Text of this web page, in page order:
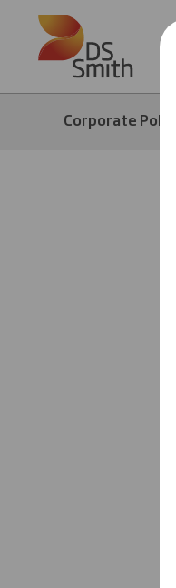
Skip to main content
Corporate Polska